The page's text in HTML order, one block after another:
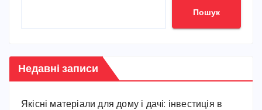
Пошук
Недавні записи
Якісні матеріали для дому і дачі: інвестиція в